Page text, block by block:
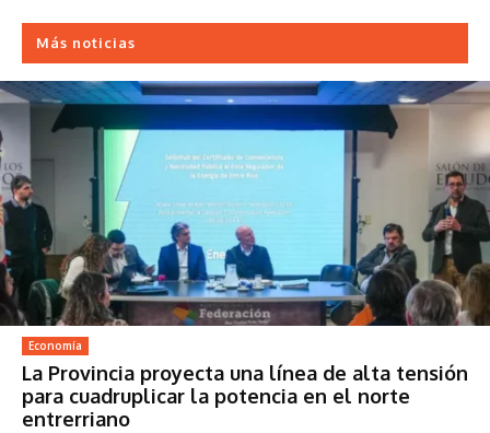
Más noticias
Economía
La Provincia proyecta una línea de alta tensión
para cuadruplicar la potencia en el norte
entrerriano